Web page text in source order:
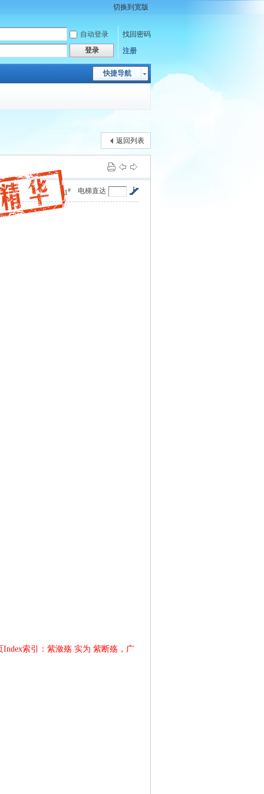
切换到宽版
自动登录
找回密码
登录 注册
快捷导航
返回列表
电梯直达
1#
索引：紫潋殇 实为 紫断殇，广